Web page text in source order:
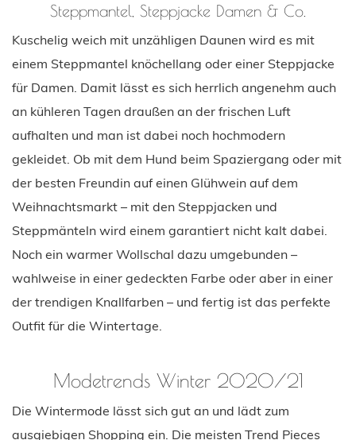
Steppmantel, Steppjacke Damen & Co.
Kuschelig weich mit unzähligen Daunen wird es mit
einem Steppmantel knöchellang oder einer Steppjacke
für Damen. Damit lässt es sich herrlich angenehm auch
an kühleren Tagen draußen an der frischen Luft
aufhalten und man ist dabei noch hochmodern
gekleidet. Ob mit dem Hund beim Spaziergang oder mit
der besten Freundin auf einen Glühwein auf dem
Weihnachtsmarkt – mit den Steppjacken und
Steppmänteln wird einem garantiert nicht kalt dabei.
Noch ein warmer Wollschal dazu umgebunden –
wahlweise in einer gedeckten Farbe oder aber in einer
der trendigen Knallfarben – und fertig ist das perfekte
Outfit für die Wintertage.
Modetrends Winter 2020/21
Die Wintermode lässt sich gut an und lädt zum
ausgiebigen Shopping ein. Die meisten Trend Pieces